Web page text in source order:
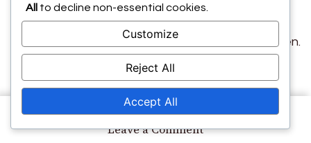
Leave a Commenton
concentreren op het verfijnen van zijn
vaardigheden zonder de last van financiële zorgen.
boden waardevolle lessen in
teamwork en discipline. Spelen met diverse
groepen hielp hem het belang van samenwerking
en communicatie op het veld te begrijpen. Deze
All
to decline non-essential cookies.
Customize
Reject All
Accept All